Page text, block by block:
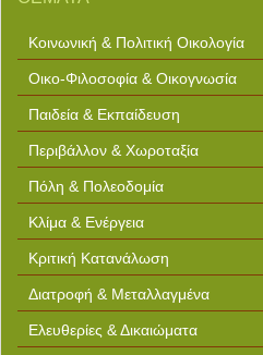
Κοινωνική & Πολιτική Οικολογία
Οικο-Φιλοσοφία & Οικογνωσία
Παιδεία & Εκπαίδευση
Περιβάλλον & Χωροταξία
Πόλη & Πολεοδομία
Κλίμα & Ενέργεια
Κριτική Κατανάλωση
Διατροφή & Μεταλλαγμένα
Ελευθερίες & Δικαιώματα